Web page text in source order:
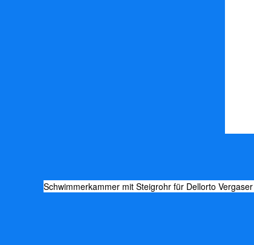
Schwimmerkammer mit Steigrohr für Dellorto